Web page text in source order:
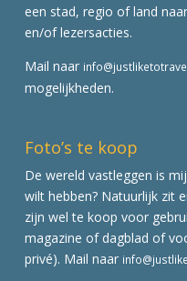
een stad, regio of land
en/of lezersacties.
Mail naar
mogelijkheden.
Foto’s te koop
De wereld vastleggen is
wilt hebben? Natuurlijk zit
zijn wel te koop voor
magazine of dagblad of
privé). Mail naar